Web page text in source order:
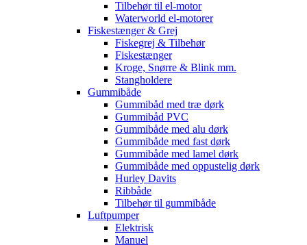
Tilbehør til el-motor
Waterworld el-motorer
Fiskestænger & Grej
Fiskegrej & Tilbehør
Fiskestænger
Kroge, Snørre & Blink mm.
Stangholdere
Gummibåde
Gummibåd med træ dørk
Gummibåd PVC
Gummibåde med alu dørk
Gummibåde med fast dørk
Gummibåde med lamel dørk
Gummibåde med oppustelig dørk
Hurley Davits
Ribbåde
Tilbehør til gummibåde
Luftpumper
Elektrisk
Manuel